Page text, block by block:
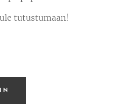
tutustumaan!